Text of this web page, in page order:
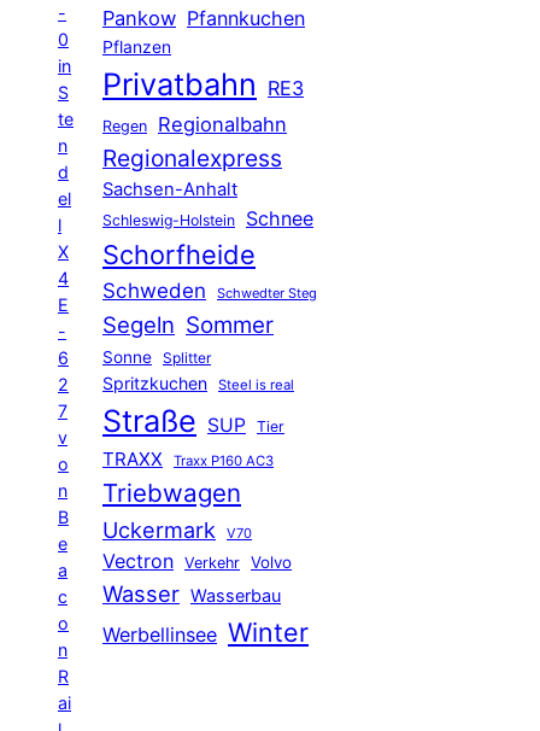
-
0
in
S
te
n
d
el
l
X
4
E
-
6
2
7
v
o
n
B
e
a
c
o
n
R
ai
Pankow Pfannkuchen
Pflanzen
Privatbahn RE3
Regen Regionalbahn
Regionalexpress
Sachsen-Anhalt
Schleswig-Holstein Schnee
Schorfheide
Schweden Schwedter Steg
Segeln Sommer
Sonne Splitter
Spritzkuchen Steel is real
Straße SUP Tier
TRAXX Traxx P160 AC3
Triebwagen
Uckermark V70
Vectron Verkehr Volvo
Wasser Wasserbau
Werbellinsee Winter